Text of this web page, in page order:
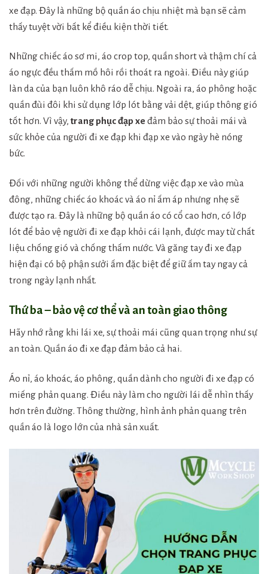
xe đạp. Đây là những bộ quần áo chịu nhiệt mà bạn sẽ cảm
thấy tuyệt vời bất kể điều kiện thời tiết.
Những chiếc áo sơ mi, áo crop top, quần short và thậm chí cả
áo ngực đều thấm mồ hôi rồi thoát ra ngoài. Điều này giúp
làn da của bạn luôn khô ráo dễ chịu. Ngoài ra, áo phông hoặc
quần đùi đôi khi sử dụng lớp lót bằng vải dệt, giúp thông gió
tốt hơn. Vì vậy, trang phục đạp xeđảm bảo sự thoải mái và
sức khỏe của người đi xe đạp khi đạp xe vào ngày hè nóng
bức.
Đối với những người không thể dừng việc đạp xe vào mùa
đông, những chiếc áo khoác và áo nỉ ấm áp nhưng nhẹ sẽ
được tạo ra. Đây là những bộ quần áo có cổ cao hơn, có lớp
lót để bảo vệ người đi xe đạp khỏi cái lạnh, được may từ chất
liệu chống gió và chống thấm nước. Và găng tay đi xe đạp
hiện đại có bộ phận sưởi ấm đặc biệt để giữ ấm tay ngay cả
trong ngày lạnh nhất.
Thứ ba – bảo vệ cơ thể và an toàn giao thông
Hãy nhớ rằng khi lái xe, sự thoải mái cũng quan trọng như sự
an toàn. Quần áo đi xe đạp đảm bảo cả hai.
Áo nỉ, áo khoác, áo phông, quần dành cho người đi xe đạp có
miếng phản quang. Điều này làm cho người lái dễ nhìn thấy
hơn trên đường. Thông thường, hình ảnh phản quang trên
quần áo là logo lớn của nhà sản xuất.